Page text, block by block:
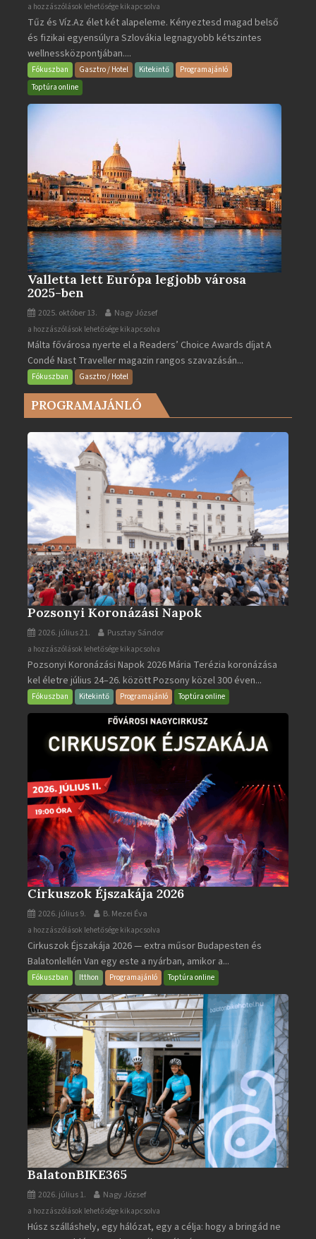
Aquacity
Poprad
·
Wellness
és
Gyógyfürdő
a hozzászólások lehetősége kikapcsolva
Tűz és Víz.Az élet két alapeleme. Kényeztesd magad belső
és fizikai egyensúlyra Szlovákia legnagyobb kétszintes
wellnessközpontjában....
Fókuszban Gasztro / Hotel Kitekintő
Programajánló
Toptúra online
Valletta lett Európa legjobb városa
2025-ben
2025. október 13. Nagy József
Valletta
lett
Európa
legjobb
városa
2025-
bejegyzéshez
a hozzászólások lehetősége kikapcsolva
Málta fővárosa nyerte el a Readers’ Choice Awards díjat A
Condé Nast Traveller magazin rangos szavazásán...
Fókuszban Gasztro / Hotel
PROGRAMAJÁNLÓ
Pozsonyi Koronázási Napok
2026. július 21. Pusztay Sándor
Pozsonyi
Koronázási
Napok
bejegyzéshez
a hozzászólások lehetősége kikapcsolva
Pozsonyi Koronázási Napok 2026 Mária Terézia koronázása
kel életre július 24–26. között Pozsony közel 300 éven...
Fókuszban Kitekintő Programajánló Toptúra online
Cirkuszok Éjszakája 2026
2026. július 9. B. Mezei Éva
Cirkuszok
Éjszakája
2026
bejegyzéshez
a hozzászólások lehetősége kikapcsolva
Cirkuszok Éjszakája 2026 — extra műsor Budapesten és
Balatonlellén Van egy este a nyárban, amikor a...
Fókuszban Itthon Programajánló Toptúra online
BalatonBIKE365
2026. július 1. Nagy József
BalatonBIKE365
bejegyzéshez
a hozzászólások lehetősége kikapcsolva
Húsz szálláshely, egy hálózat, egy a célja: hogy a bringád ne